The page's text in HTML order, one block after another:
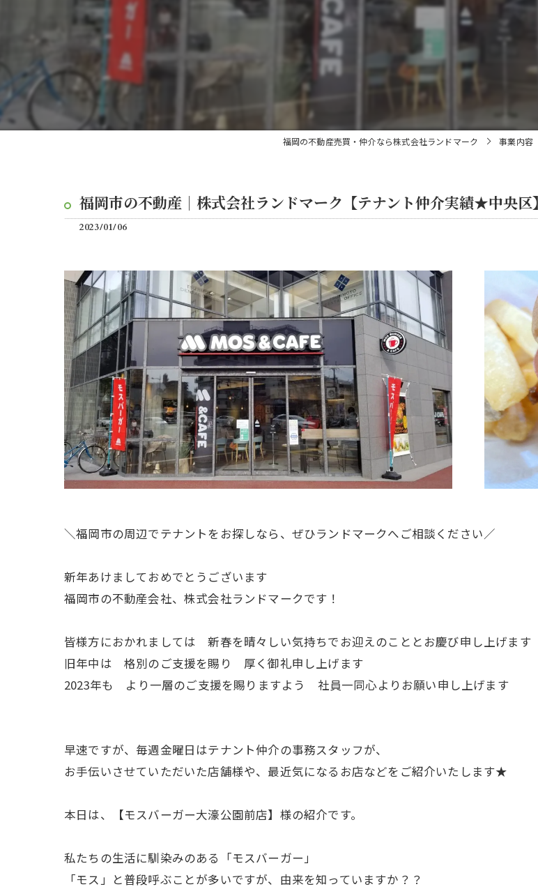
福岡の不動産売買・仲介なら株式会社ランドマーク 事業内容
福岡市の不動産｜株式会社ランドマーク【テナント仲介実績★中央区】
2023/01/06
＼福岡市の周辺でテナントをお探しなら、ぜひランドマークへご相談ください／
新年あけましておめでとうございます
福岡市の不動産会社、株式会社ランドマークです！
皆様方におかれましては 新春を晴々しい気持ちでお迎えのこととお慶び申し上げます
旧年中は 格別のご支援を賜り 厚く御礼申し上げます
2023年も より一層のご支援を賜りますよう 社員一同心よりお願い申し上げます
早速ですが、毎週金曜日はテナント仲介の事務スタッフが、
お手伝いさせていただいた店舗様や、最近気になるお店などをご紹介いたします★
本日は、【モスバーガー大濠公園前店】様の紹介です。
私たちの生活に馴染みのある「モスバーガー」
「モス」と普段呼ぶことが多いですが、由来を知っていますか？？